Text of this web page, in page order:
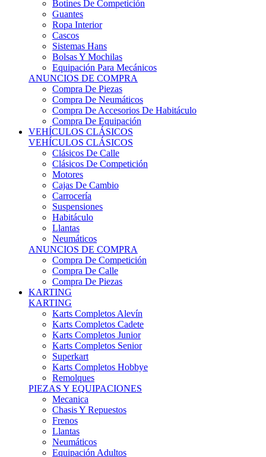
Botines De Competición
Guantes
Ropa Interior
Cascos
Sistemas Hans
Bolsas Y Mochilas
Equipación Para Mecánicos
ANUNCIOS DE COMPRA
Compra De Piezas
Compra De Neumáticos
Compra De Accesorios De Habitáculo
Compra De Equipación
VEHÍCULOS CLÁSICOS
VEHÍCULOS CLÁSICOS
Clásicos De Calle
Clásicos De Competición
Motores
Cajas De Cambio
Carrocería
Suspensiones
Habitáculo
Llantas
Neumáticos
ANUNCIOS DE COMPRA
Compra De Competición
Compra De Calle
Compra De Piezas
KARTING
KARTING
Karts Completos Alevín
Karts Completos Cadete
Karts Completos Junior
Karts Completos Senior
Superkart
Karts Completos Hobbye
Remolques
PIEZAS Y EQUIPACIONES
Mecanica
Chasis Y Repuestos
Frenos
Llantas
Neumáticos
Equipación Adultos